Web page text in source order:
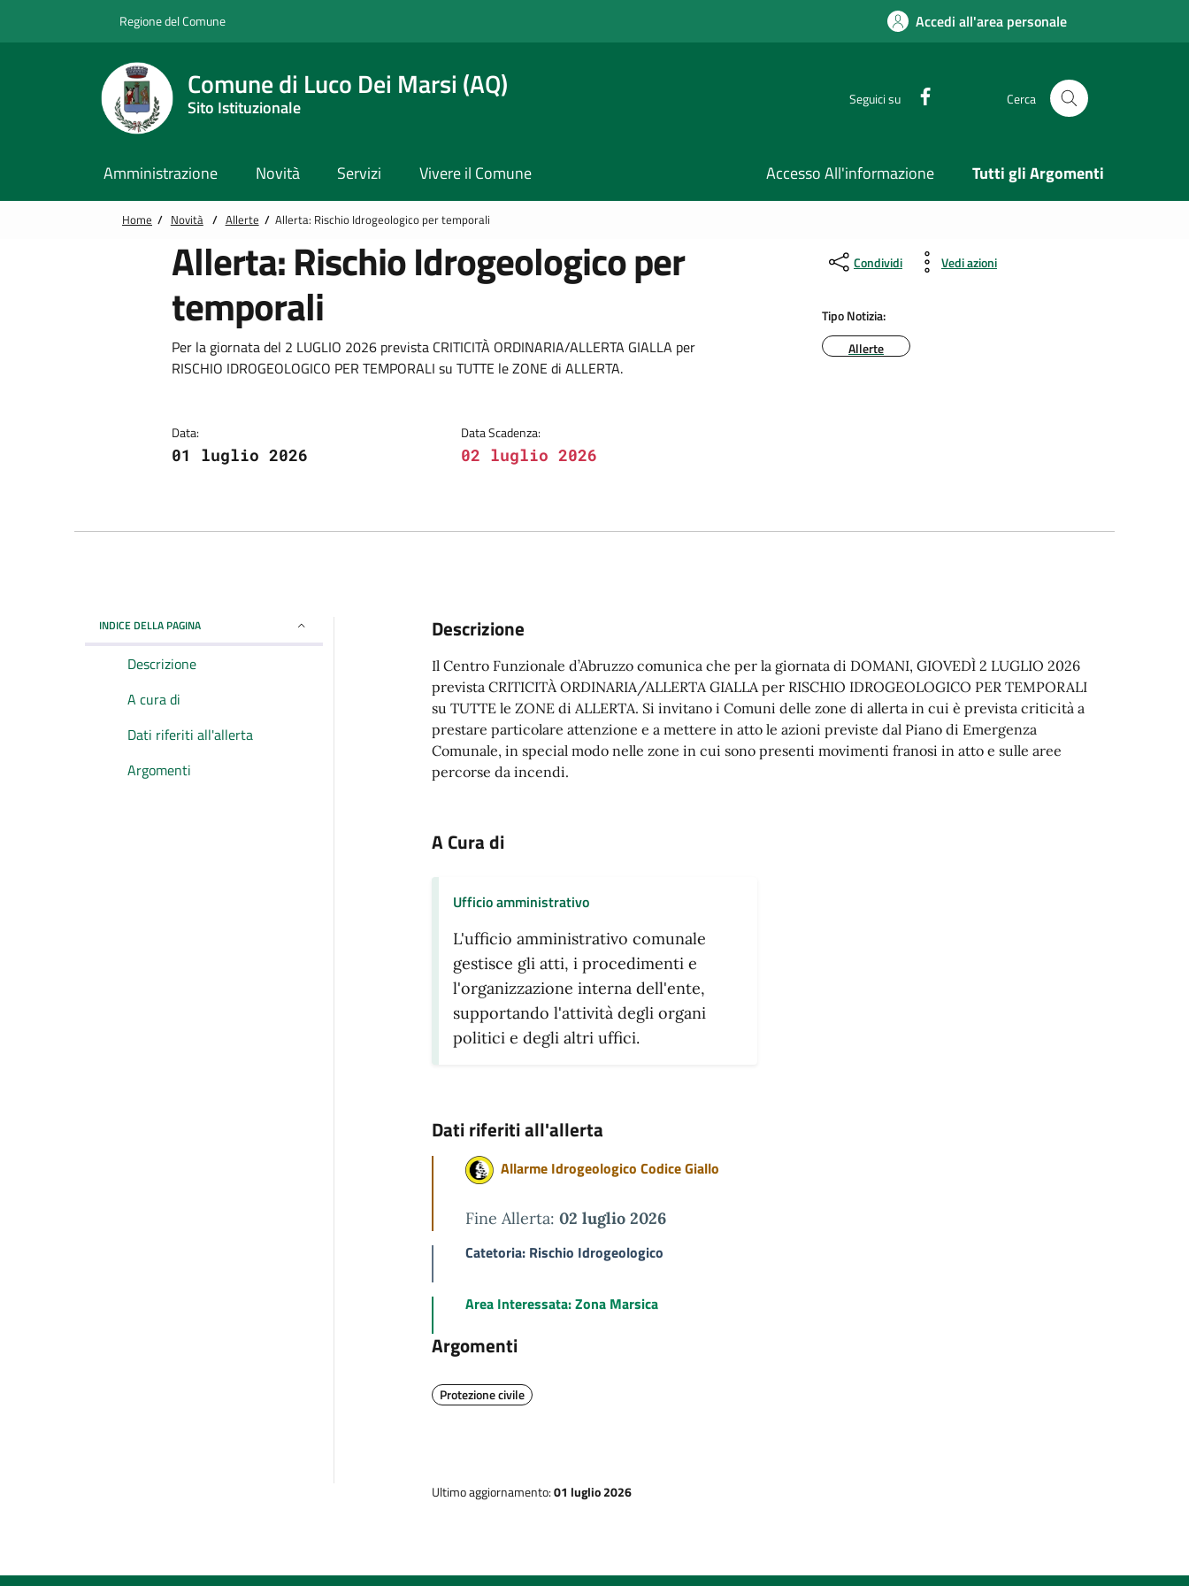
Regione del Comune Accedi all'area personale
Comune di Luco Dei Marsi (AQ)
Sito Istituzionale Seguici su Cerca
Amministrazione Novità Servizi Vivere il Comune Accesso All'informazione Tutti gli Argomenti
Home / Novità / Allerte / Allerta: Rischio Idrogeologico per temporali
Allerta: Rischio Idrogeologico per
temporali
Per la giornata del 2 LUGLIO 2026 prevista CRITICITÀ ORDINARIA/ALLERTA GIALLA per
RISCHIO IDROGEOLOGICO PER TEMPORALI su TUTTE le ZONE di ALLERTA.
Data:
01 luglio 2026
Data Scadenza:
02 luglio 2026
Condividi Vedi azioni
Tipo Notizia:
Allerte
INDICE DELLA PAGINA
Descrizione
A cura di
Dati riferiti all'allerta
Argomenti
Descrizione
Il Centro Funzionale d’Abruzzo comunica che per la giornata di DOMANI, GIOVEDÌ 2 LUGLIO 2026
prevista CRITICITÀ ORDINARIA/ALLERTA GIALLA per RISCHIO IDROGEOLOGICO PER TEMPORALI
su TUTTE le ZONE di ALLERTA. Si invitano i Comuni delle zone di allerta in cui è prevista criticità a
prestare particolare attenzione e a mettere in atto le azioni previste dal Piano di Emergenza
Comunale, in special modo nelle zone in cui sono presenti movimenti franosi in atto e sulle aree
percorse da incendi.
A Cura di
Ufficio amministrativo
L'ufficio amministrativo comunale
gestisce gli atti, i procedimenti e
l'organizzazione interna dell'ente,
supportando l'attività degli organi
politici e degli altri uffici.
Dati riferiti all'allerta
Allarme Idrogeologico Codice Giallo
Fine Allerta: 02 luglio 2026
Catetoria: Rischio Idrogeologico
Area Interessata: Zona Marsica
Argomenti
Protezione civile
Ultimo aggiornamento:01 luglio 2026